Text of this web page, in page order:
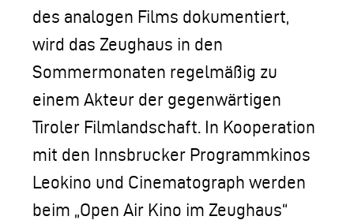
des analogen Films dokumentiert,
wird das Zeughaus in den
Sommermonaten regelmäßig zu
einem Akteur der gegenwärtigen
Tiroler Filmlandschaft. In Kooperation
mit den Innsbrucker Programmkinos
Leokino und Cinematograph werden
beim „Open Air Kino im Zeughaus“